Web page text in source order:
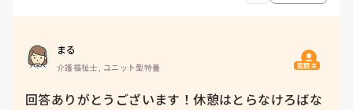
まる
介護福祉士, ユニット型特養 質問主
回答ありがとうございます！休憩はとらなけろばな